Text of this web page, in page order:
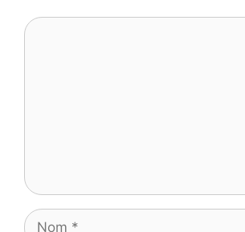
Commentaire
Nom